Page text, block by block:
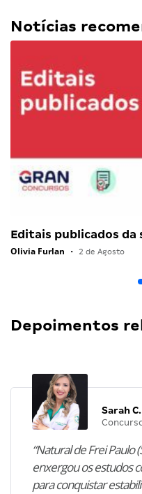
Notícias
Editais publicados
Olivia Furlan • 2 de Agosto
Depoimentos
Sarah C.
“Natural de Frei Paulo
enxergou os estudos
para conquistar